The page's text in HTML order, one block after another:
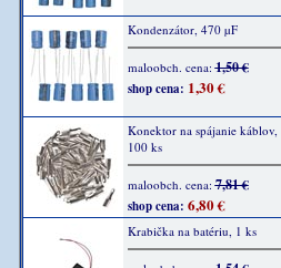
Kondenzátor, 470 µF
maloobch. cena:1,50 €
shop cena: 1,30 €
Konektor na spájanie
100 ks
maloobch. cena:7,81 €
shop cena: 6,80 €
Krabička na batériu, 1 ks